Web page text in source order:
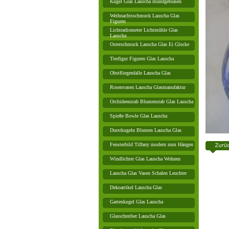
Kugel Glas Lauscha mundgeblasen
Weihnachtsschmuck Lauscha Glas
Figuren
Lichtradiometer Lichtmühle Glas
Lauscha
Osterschmuck Lauscha Glas Ei Glocke
Tierfigur Figuren Glas Lauscha
Obstfliegenfalle Lauscha Glas
Rosenvasen Lauscha Glasmanufaktur
Orchideenstab Blumenstab Glas Lauscha
Spieße Bowle Glas Lauscha
Durstkugeln Blumen Lauscha Glas
Fensterbild Tiffany modern zum Hängen
Windlichter Glas Lauscha Wohnen
Lauscha Glas Vasen Schalen Leuchter
Dekoartikel Lauscha Glas
Gartenkugel Glas Lauscha
Glasschreiber Lauscha Glas